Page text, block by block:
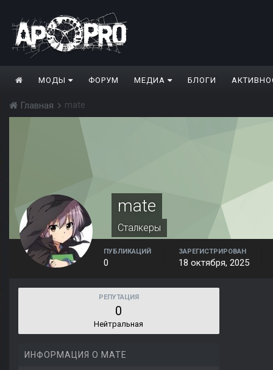
МОДЫ ФОРУМ МЕДИА БЛОГИ
Главная mate
mate
Сталкеры
ПУБЛИКАЦИЙ
0
ЗАРЕГИСТРИРОВАН
18 октября, 2025
РЕПУТАЦИЯ
0
Нейтральная
ИНФОРМАЦИЯ О MATE